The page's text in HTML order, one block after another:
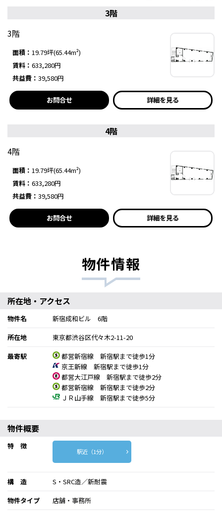
3階
3階
面積： 19.79坪(65.44m²)
賃料： 633,280円
共益費： 39,580円
お問合せ 詳細を見る
4階
4階
面積： 19.79坪(65.44m²)
賃料： 633,280円
共益費： 39,580円
お問合せ 詳細を見る
物件情報
所在地・アクセス
物件名
新宿成和ビル 6階
所在地
東京都渋谷区代々木2-11-20
最寄駅
都営新宿線 新宿駅まで徒歩1分
京王新線 新宿駅まで徒歩1分
都営大江戸線 新宿駅まで徒歩2分
都営新宿線 新宿駅まで徒歩2分
ＪＲ山手線 新宿駅まで徒歩5分
物件概要
特 徴
駅近（1分）
構 造
S・SRC造／新耐震
物件タイプ
店舗・事務所